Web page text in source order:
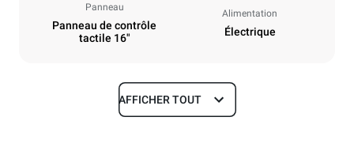
Panneau
Panneau de contrôle
tactile 16"
Alimentation
Électrique
Dimensions
AFFICHER TOUT